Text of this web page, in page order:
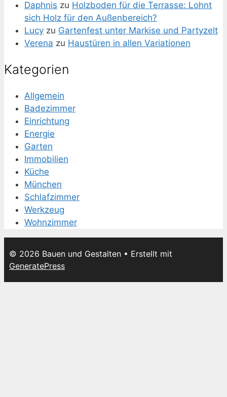
Daphnis zu Holzboden für die Terrasse: Lohnt
sich Holz für den Außenbereich?
Lucy zu Gartenfest unter Markise und Partyzelt
Verena zu Haustüren in allen Variationen
Kategorien
Allgemein
Badezimmer
Einrichtung
Energie
Garten
Immobilien
Küche
München
Schlafzimmer
Werkzeug
Wohnzimmer
© 2026 Bauen und Gestalten • Erstellt mit
GeneratePress